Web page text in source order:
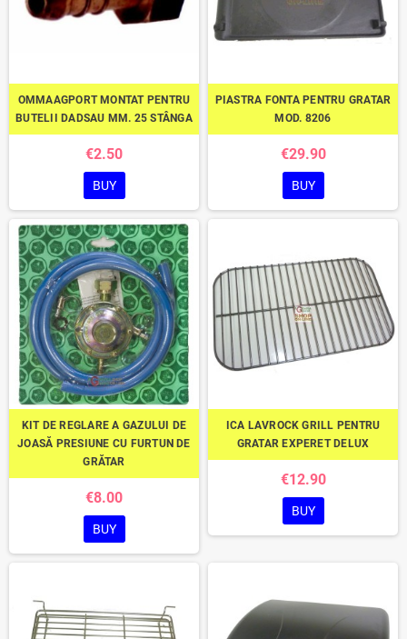
OMMAAGPORT MONTAT PENTRU
BUTELII DADSAU MM. 25 STÂNGA
€2.50
BUY
PIASTRA FONTA PENTRU GRATAR
MOD. 8206
€29.90
BUY
KIT DE REGLARE A GAZULUI DE
JOASĂ PRESIUNE CU FURTUN DE
GRĂTAR
€8.00
BUY
ICA LAVROCK GRILL PENTRU
GRATAR EXPERET DELUX
€12.90
BUY